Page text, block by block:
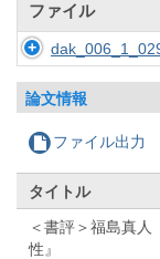
ファイル
論文情報
ファイル出力
タイトル
＜書評＞福島真
性』